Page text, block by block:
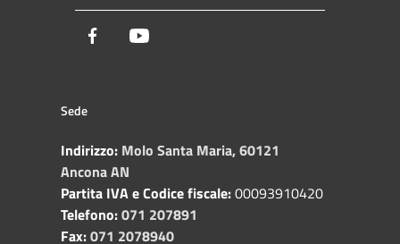
Facebook
Sede
Indirizzo: Molo Santa Maria, 60121
Ancona AN
Partita IVA e Codice fiscale:00093910420
Telefono:071 207891
Fax:071 2078940